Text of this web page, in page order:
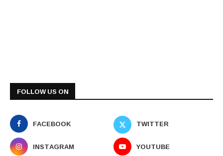
FOLLOW US ON
FACEBOOK
TWITTER
INSTAGRAM
YOUTUBE